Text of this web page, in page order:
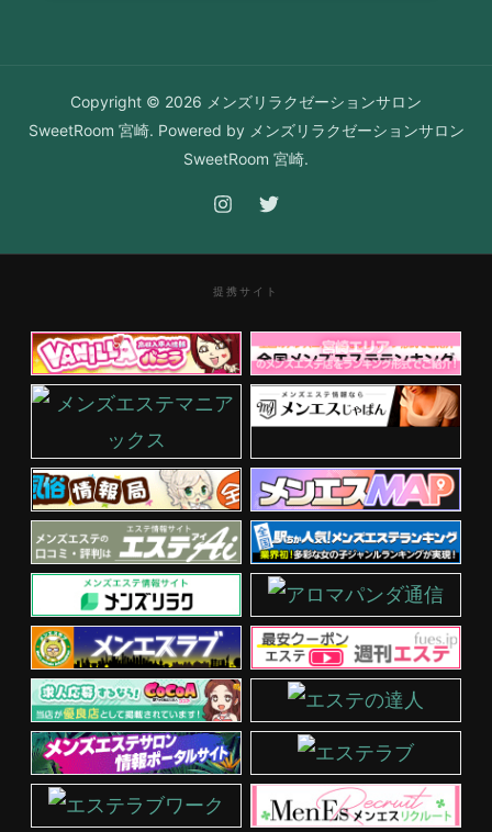
Copyright © 2026 メンズリラクゼーションサロン
SweetRoom 宮崎. Powered by メンズリラクゼーションサロン
SweetRoom 宮崎.
提携サイト